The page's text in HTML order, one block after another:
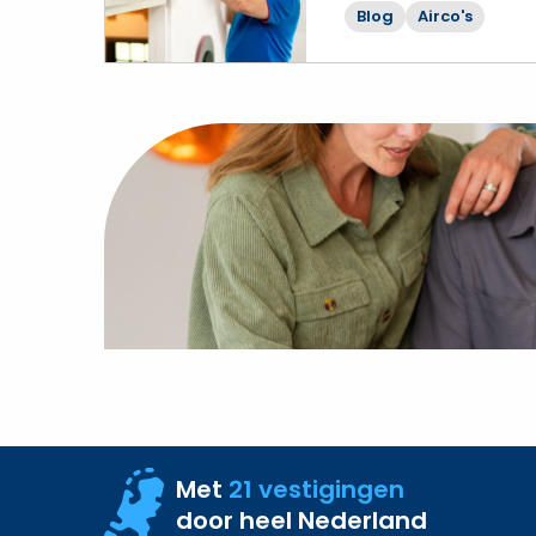
Blog Airco's
over
Airco
herken
je
misleidende
aanbiedingen
Met 21 vestigingen
door heel Nederland